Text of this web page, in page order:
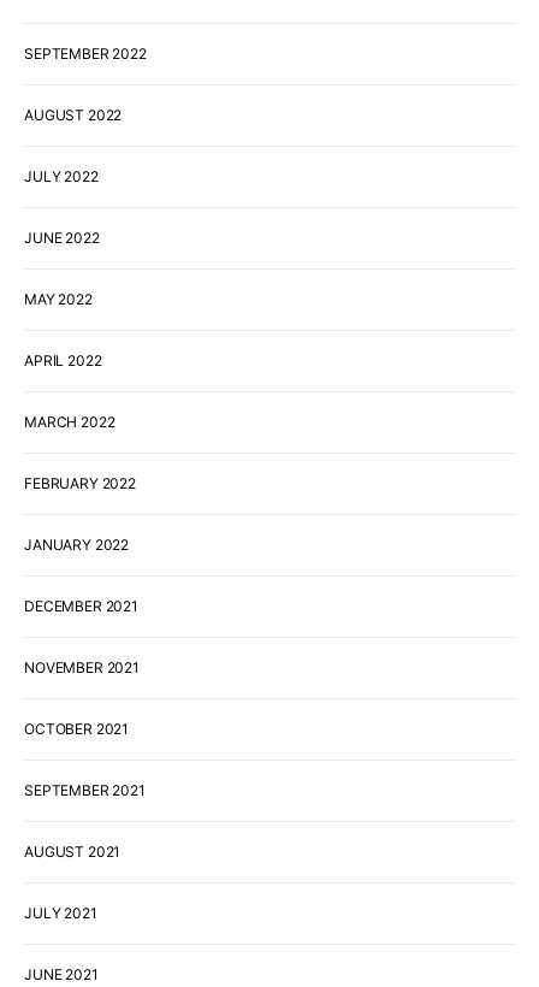
SEPTEMBER 2022
AUGUST 2022
JULY 2022
JUNE 2022
MAY 2022
APRIL 2022
MARCH 2022
FEBRUARY 2022
JANUARY 2022
DECEMBER 2021
NOVEMBER 2021
OCTOBER 2021
SEPTEMBER 2021
AUGUST 2021
JULY 2021
JUNE 2021